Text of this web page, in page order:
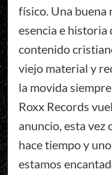
físico. Una buena
esencia e historia
contenido
viejo material y
la movida
Roxx Records
anuncio, esta vez
hace tiempo y
estamos